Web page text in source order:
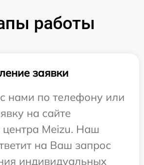
работы
заявки
нами по телефону или
на сайте
центра Meizu. Наш
на Ваш запрос
индивидуальных